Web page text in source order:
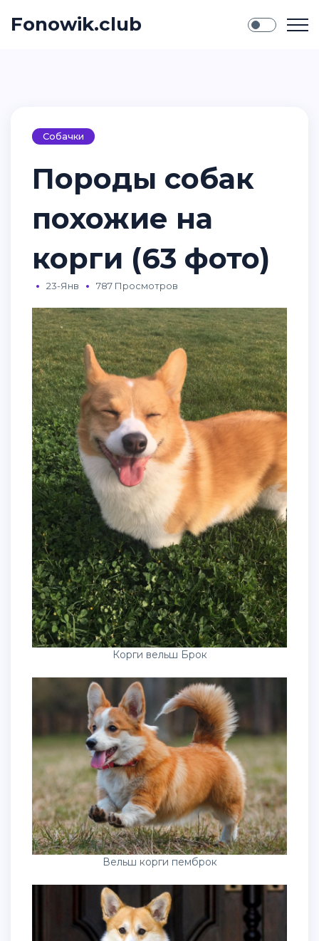
Fonowik.club
Собачки
Породы собак
похожие на
корги (63 фото)
23-Янв 787 Просмотров
Корги вельш Брок
Вельш корги пемброк